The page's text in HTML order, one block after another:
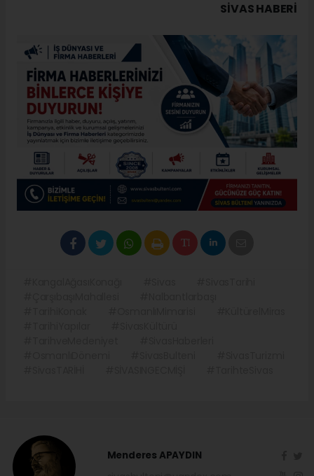
Mimari açıdan bakıldığında yapı, dönemin
geleneksel Anadolu konaklarının karakteristik
özelliklerini yansıtan plan düzenine sahip bulunuyor.
Taş ve ahşabın uyum içinde kullanıldığı yapı tekniği,
geniş iç mekânları ve özenli işçiliği sayesinde konak,
aradan geçen uzun yıllara rağmen tarihî kimliğini
korumayı sürdürüyor.
Çarşıbaşı Mahallesi’nde zamana meydan okuyarak
ayakta kalan Kangal Ağası Konağı, Sivas’ın geçmişini
bugüne taşıyan önemli kültür varlıklarından biri